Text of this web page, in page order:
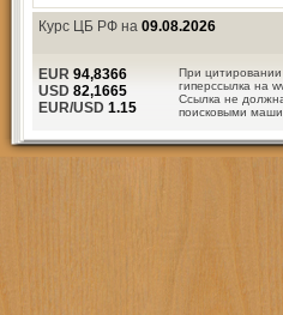
Курс ЦБ РФ на 09.08.2026
При
гиперссылка на
Ссылка не
поисковыми
EUR 94,8366
USD 82,1665
EUR/USD 1.15